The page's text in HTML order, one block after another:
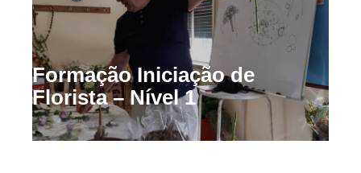
Formação Iniciação de
Florista – Nível 1